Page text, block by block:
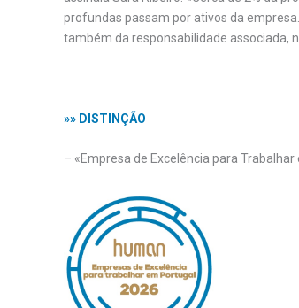
profundas passam por ativos da
também da responsabilidade associada,
»» DISTINÇÃO
– «Empresa de Excelência para